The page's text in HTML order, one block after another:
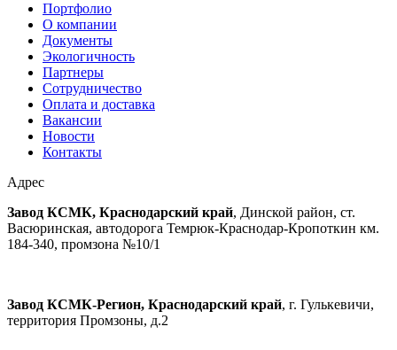
Портфолио
О компании
Документы
Экологичность
Партнеры
Сотрудничество
Оплата и доставка
Вакансии
Новости
Контакты
Адрес
Завод КСМК, Краснодарский край, Динской район, ст.
Васюринская, автодорога Темрюк-Краснодар-Кропоткин км.
184-340, промзона №10/1
Завод КСМК-Регион, Краснодарский край, г. Гулькевичи,
территория Промзоны, д.2